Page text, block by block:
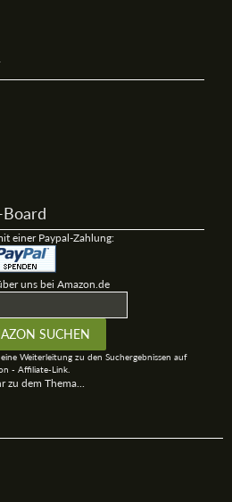
einer Paypal-Zahlung:
uns bei Amazon.de
Weiterleitung zu den Suchergebnissen auf
- Affiliate-Link.
zu dem Thema...